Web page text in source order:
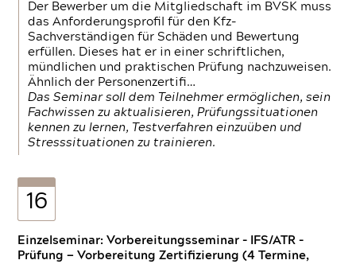
Der Bewerber um die Mitgliedschaft im BVSK muss
das Anforderungsprofil für den Kfz-
Sachverständigen für Schäden und Bewertung
erfüllen. Dieses hat er in einer schriftlichen,
mündlichen und praktischen Prüfung nachzuweisen.
Ähnlich der Personenzertifi…
Das Seminar soll dem Teilnehmer ermöglichen, sein
Fachwissen zu aktualisieren, Prüfungssituationen
kennen zu lernen, Testverfahren einzuüben und
Stresssituationen zu trainieren.
16
Einzelseminar: Vorbereitungsseminar - IFS/ATR -
Prüfung — Vorbereitung Zertifizierung (4 Termine,